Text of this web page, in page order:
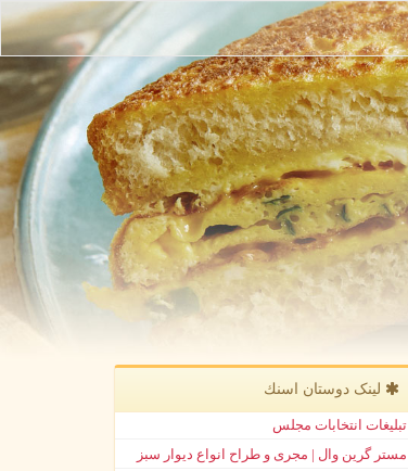
لینک دوستان اسنك
تبلیغات انتخابات مجلس
مستر گرین وال | مجری و طراح انواع دیوار سبز